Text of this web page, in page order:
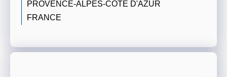
PROVENCE-ALPES-CÔTE D'AZUR
FRANCE